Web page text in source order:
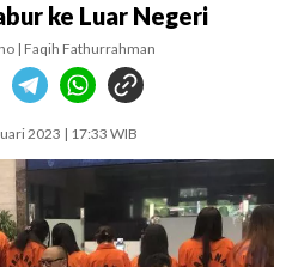
ke Luar Negeri
| Faqih Fathurrahman
2023 | 17:33 WIB